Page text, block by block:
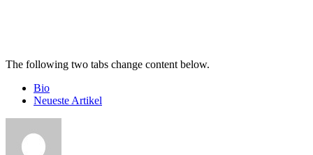
The following two tabs change content below.
Bio
Neueste Artikel